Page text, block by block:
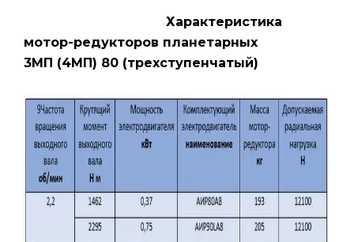
Характеристика
мотор-редукторов планетарных
3МП (4МП) 80 (трехступенчатый)